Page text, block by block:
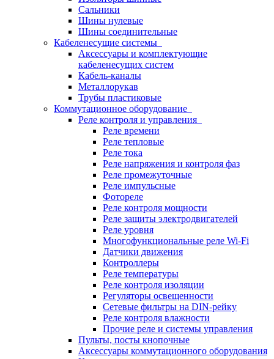
Сальники
Шины нулевые
Шины соединительные
Кабеленесущие системы
Аксессуары и комплектующие
кабеленесущих систем
Кабель-каналы
Металлорукав
Трубы пластиковые
Коммутационное оборудование
Реле контроля и управления
Реле времени
Реле тепловые
Реле тока
Реле напряжения и контроля фаз
Реле промежуточные
Реле импульсные
Фотореле
Реле контроля мощности
Реле защиты электродвигателей
Реле уровня
Многофункциональные реле Wi-Fi
Датчики движения
Контроллеры
Реле температуры
Реле контроля изоляции
Регуляторы освещенности
Сетевые фильтры на DIN-рейку
Реле контроля влажности
Прочие реле и системы управления
Пульты, посты кнопочные
Аксессуары коммутационного оборудования